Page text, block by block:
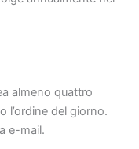
almeno quattro
l’ordine del giorno.
e-mail.